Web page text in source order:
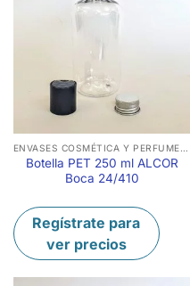
ENVASES COSMÉTICA Y PERFUMERÍA
Botella PET 250 ml ALCOR
Boca 24/410
Regístrate para
ver precios